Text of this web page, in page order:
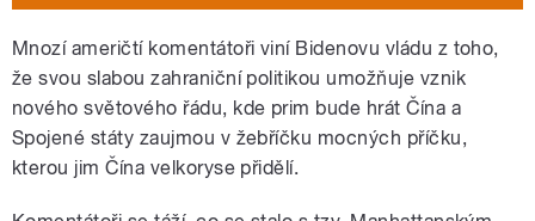
Mnozí američtí komentátoři viní Bidenovu vládu z toho,
že svou slabou zahraniční politikou umožňuje vznik
nového světového řádu, kde prim bude hrát Čína a
Spojené státy zaujmou v žebříčku mocných příčku,
kterou jim Čína velkoryse přidělí.